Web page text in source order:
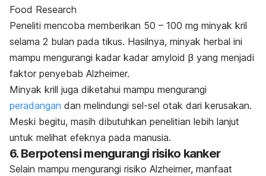
Food Research
Peneliti mencoba memberikan 50 – 100 mg minyak kril
selama 2 bulan pada tikus. Hasilnya, minyak herbal ini
mampu mengurangi kadar kadar amyloid β yang menjadi
faktor penyebab Alzheimer.
Minyak krill juga diketahui mampu mengurangi
peradangan dan melindungi sel-sel otak dari kerusakan.
Meski begitu, masih dibutuhkan penelitian lebih lanjut
untuk melihat efeknya pada manusia.
6. Berpotensi mengurangi risiko kanker
Selain mampu mengurangi risiko Alzheimer, manfaat